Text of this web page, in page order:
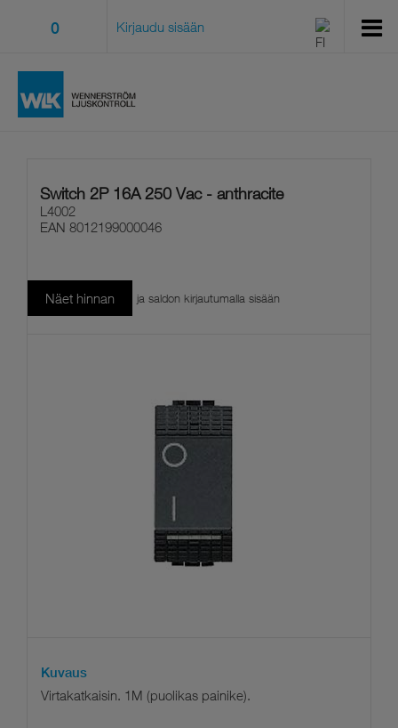
0 Kirjaudu sisään
Switch 2P 16A 250 Vac - anthracite
L4002
EAN 8012199000046
Näet hinnan ja saldon kirjautumalla sisään
Kuvaus
Virtakatkaisin. 1M (puolikas painike).